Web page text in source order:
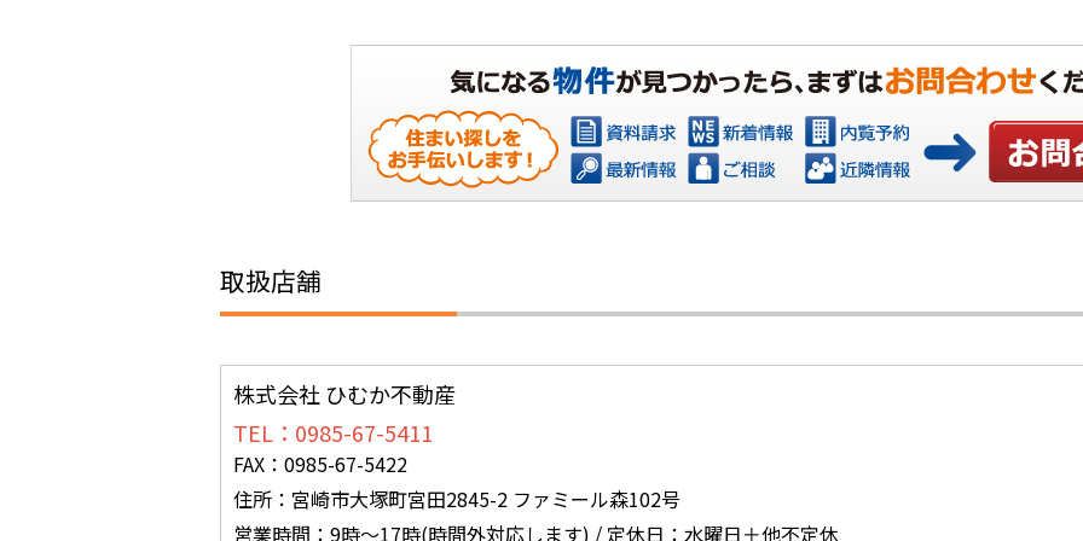
お問い合
取扱店舗
株式会社 ひむか不動産
TEL：0985-67-5411
FAX：0985-67-5422
住所：宮崎市大塚町宮田2845-2 ファミール森102号
営業時間：9時～17時(時間外対応します) / 定休日：水曜日＋他不定休